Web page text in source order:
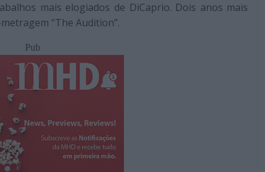
mais elogiados de DiCaprio. Dois anos mais
“The Audition”.
Pub